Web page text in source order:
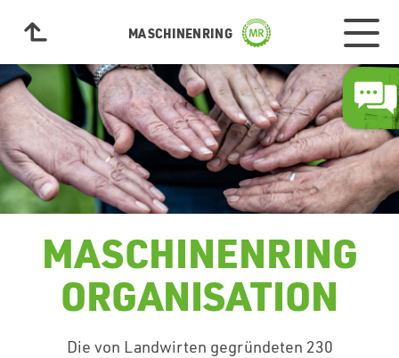
MASCHINENRING
MASCHINENRING
ORGANISATION
Die von Landwirten gegründeten 230